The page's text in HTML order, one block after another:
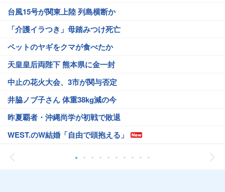
台風15号が関東上陸 列島横断か
「介護イラつき」母踏みつけ死亡
ペットのヤギをクマが食べたか
天皇皇后両陛下 熊本県に金一封
中止の花火大会、3市が関与否定
井脇ノブ子さん 体重38kg減の今
昨夏覇者・沖縄尚学が初戦で敗退
WEST.のW結婚「自由で頭抱える」